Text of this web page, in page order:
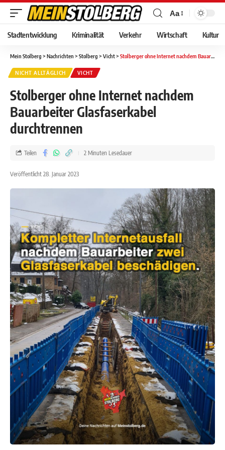
Aa
Stadtentwicklung Kriminalität Verkehr Wirtschaft Kultur
Mein Stolberg > Nachrichten > Stolberg > Vicht> Stolberger ohne Internet nachdem Bauarbeiter Glasfaserkabel durchtrennen
NICHT ALLTÄGLICH VICHT
Stolberger ohne Internet nachdem
Bauarbeiter Glasfaserkabel
durchtrennen
Veröffentlicht 28. Januar 2023
Teilen 2 Minuten Lesedauer